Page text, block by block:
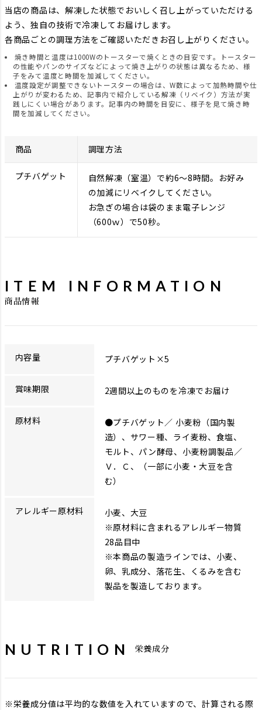
当店の商品は、解凍した状態でおいしく召し上がっていただける
よう、独自の技術で冷凍してお届けします。
各商品ごとの調理方法をご確認いただきお召し上がりください。
焼き時間と温度は1000Wのトースターで焼くときの目安です。トースター
の性能やパンのサイズなどによって焼き上がりの状態は異なるため、様
子をみて温度と時間を加減してください。
温度設定が調整できないトースターの場合は、W数によって加熱時間や仕
上がりが変わるため、記事内で紹介している解凍（リベイク）方法が実
践しにくい場合があります。記事内の時間を目安に、様子を見て焼き時
間を加減してください。
商品 調理方法
プチバゲット
自然解凍（室温）で約6～8時間。お好み
の加減にリベイクしてください。
お急ぎの場合は袋のまま電子レンジ
（600ｗ）で50秒。
ITEM INFORMATION
商品情報
内容量 プチバゲット×5
賞味期限 2週間以上のものを冷凍でお届け
原材料
●プチバゲット／ 小麦粉（国内製
造）、サワー種、ライ麦粉、食塩、
モルト、パン酵母、小麦粉調製品／
Ｖ．Ｃ、（一部に小麦・大豆を含
む）
アレルギー原材料
小麦、大豆
※原材料に含まれるアレルギー物質
28品目中
※本商品の製造ラインでは、小麦、
卵、乳成分、落花生、くるみを含む
製品を製造しております。
NUTRITION 栄養成分
栄養成分値は平均的な数値を入れていますので、計算される際